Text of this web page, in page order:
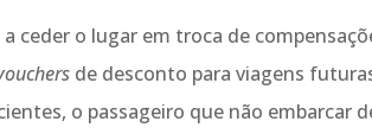
ceder o lugar em troca de
de desconto para viagens
o passageiro que não embarcar